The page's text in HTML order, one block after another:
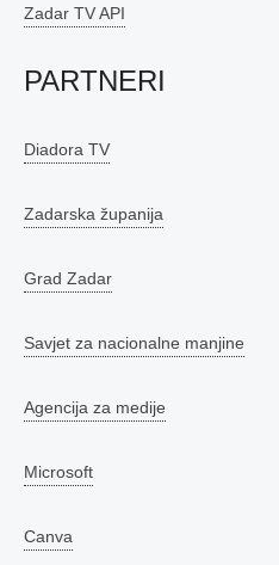
Zadar TV API
PARTNERI
Diadora TV
Zadarska županija
Grad Zadar
Savjet za nacionalne manjine
Agencija za medije
Microsoft
Canva